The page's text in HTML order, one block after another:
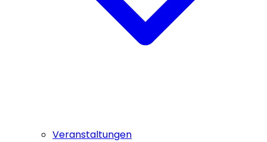
Veranstaltungen